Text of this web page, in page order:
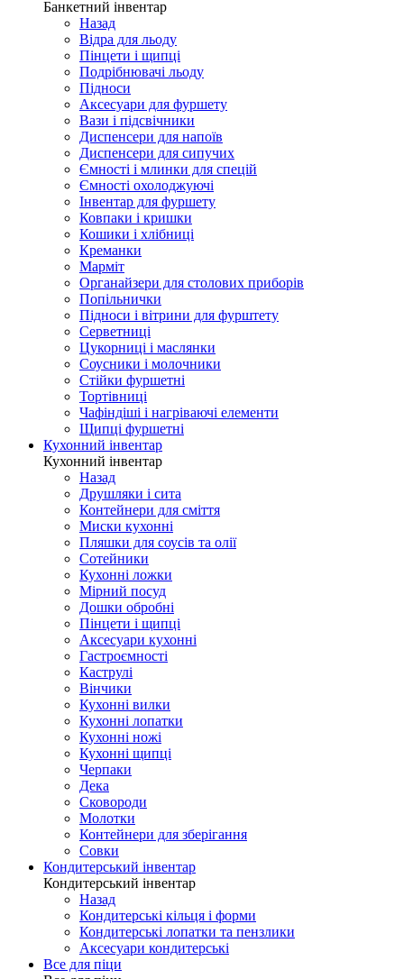
Банкетний інвентар
Назад
Відра для льоду
Пінцети і щипці
Подрібнювачі льоду
Підноси
Аксесуари для фуршету
Вази і підсвічники
Диспенсери для напоїв
Диспенсери для сипучих
Ємності і млинки для спецій
Ємності охолоджуючі
Інвентар для фуршету
Ковпаки і кришки
Кошики і хлібниці
Креманки
Марміт
Органайзери для столових приборів
Попільнички
Підноси і вітрини для фурштету
Серветниці
Цукорниці і маслянки
Соусники і молочники
Стійки фуршетні
Тортівниці
Чафіндіші і нагріваючі елементи
Щипці фуршетні
Кухонний інвентар
Кухонний інвентар
Назад
Друшляки і сита
Контейнери для сміття
Миски кухонні
Пляшки для соусів та олії
Сотейники
Кухонні ложки
Мірний посуд
Дошки обробні
Пінцети і щипці
Аксесуари кухонні
Гастроємності
Каструлі
Вінчики
Кухонні вилки
Кухонні лопатки
Кухонні ножі
Кухонні щипці
Черпаки
Дека
Сковороди
Молотки
Контейнери для зберігання
Совки
Кондитерський інвентар
Кондитерський інвентар
Назад
Кондитерські кільця і форми
Кондитерські лопатки та пензлики
Аксесуари кондитерські
Все для піци